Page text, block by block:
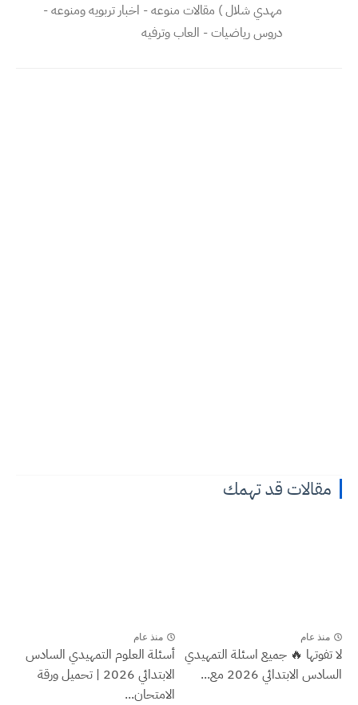
مهدي شلال ) مقالات منوعه - اخبار تربويه ومنوعه -
دروس رياضيات - العاب وترفيه
مقالات قد تهمك
منذ عام
لا تفوتها 🔥 جميع اسئلة التمهيدي
السادس الابتدائي 2026 مع...
منذ عام
أسئلة العلوم التمهيدي السادس
الابتدائي 2026 | تحميل ورقة
الامتحان...